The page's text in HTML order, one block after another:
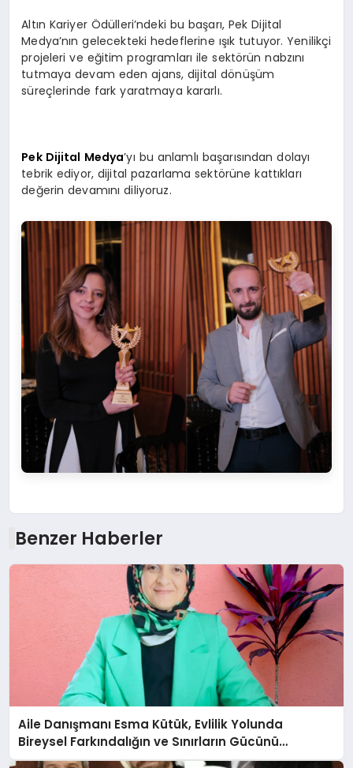
Altın Kariyer Ödülleri’ndeki bu başarı, Pek Dijital
Medya’nın gelecekteki hedeflerine ışık tutuyor. Yenilikçi
projeleri ve eğitim programları ile sektörün nabzını
tutmaya devam eden ajans, dijital dönüşüm
süreçlerinde fark yaratmaya kararlı.
Pek Dijital Medya’yı bu anlamlı başarısından dolayı
tebrik ediyor, dijital pazarlama sektörüne kattıkları
değerin devamını diliyoruz.
Benzer Haberler
Aile Danışmanı Esma Kütük, Evlilik Yolunda
Bireysel Farkındalığın ve Sınırların Gücünü
Anlatıyor